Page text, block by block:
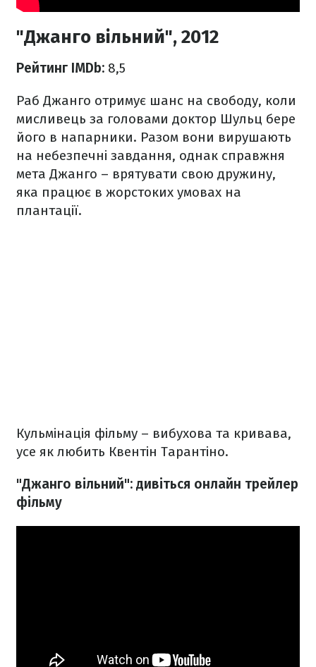
"Джанго вільний", 2012
Рейтинг IMDb: 8,5
Раб Джанго отримує шанс на свободу, коли
мисливець за головами доктор Шульц бере
його в напарники. Разом вони вирушають
на небезпечні завдання, однак справжня
мета Джанго – врятувати свою дружину,
яка працює в жорстоких умовах на
плантації.
Кульмінація фільму – вибухова та кривава,
усе як любить Квентін Тарантіно.
"Джанго вільний": дивіться онлайн трейлер
фільму